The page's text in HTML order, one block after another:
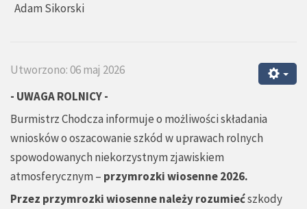
Adam Sikorski
Utworzono: 06 maj 2026
- UWAGA ROLNICY -
Burmistrz Chodcza informuje o możliwości składania
wniosków o oszacowanie szkód w uprawach rolnych
spowodowanych niekorzystnym zjawiskiem
atmosferycznym – przymrozki wiosenne 2026.
Przez przymrozki wiosenne należy rozumiećszkody